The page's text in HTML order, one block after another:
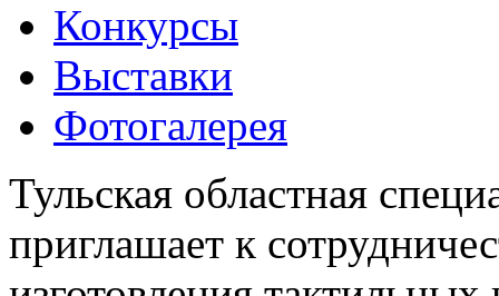
Конкурсы
Выставки
Фотогалерея
Тульская областная
приглашает к